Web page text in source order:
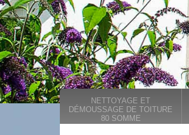
NETTOYAGE ET
DÉMOUSSAGE DE TOITURE
80 SOMME